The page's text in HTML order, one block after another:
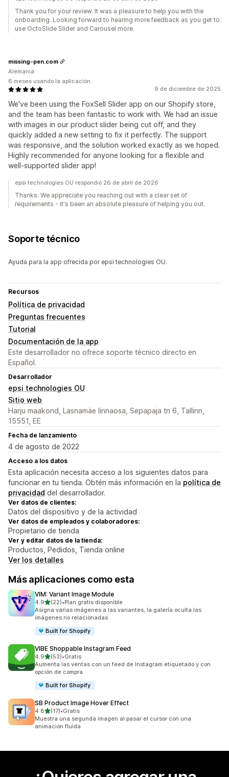
Thank you for your review. It was a pleasure to help you with the
onboarding. Looking forward to hearing more feedback as you get to
use OctoSlide Slider and Carousel more.
9 de diciembre de 2025
We've been using the FoxSell Slider app on our Shopify store,
and the team has been fantastic to work with. We had an issue
with images in our product slider being cut off, and they
quickly added a new setting to fix it perfectly. The support
was responsive, and the solution worked exactly as we hoped.
Highly recommended for anyone looking for a flexible and
well-supported slider app!
missing-pen.com
Alemania
6 meses usando la aplicación
epsi technologies OU respondió 26 de abril de 2026
Thanks. We appreciate you reaching out with a clear set of
requirements - it's been an absolute pleasure of helping you out.
Soporte técnico
Ayuda para la app ofrecida por epsi technologies OU.
Recursos
Política de privacidad
Preguntas frecuentes
Tutorial
Documentación de la app
Este desarrollador no ofrece soporte técnico directo en
Español.
Desarrollador
epsi technologies OU
Sitio web
Harju maakond, Lasnamäe linnaosa, Sepapaja tn 6, Tallinn,
15551, EE
Fecha de lanzamiento
4 de agosto de 2022
Acceso a los datos
Esta aplicación necesita acceso a los siguientes datos para
funcionar en tu tienda. Obtén más información en la política de
privacidad del desarrollador.
Ver datos de clientes:
Datos del dispositivo y de la actividad
Ver datos de empleados y colaboradores:
Propietario de tienda
Ver y editar datos de la tienda:
Productos, Pedidos, Tienda online
Ver los detalles
Más aplicaciones como esta
VIM: Variant Image Module
4.9de 5 estrellas
(22)
22 reseñas en total
•Plan gratis disponible
Asigna varias imágenes a las variantes, la galería oculta las
imágenes no relacionadas
Built for Shopify
VIBE Shoppable Instagram Feed
4.9de 5 estrellas
(53)
53 reseñas en total
•Gratis
Aumenta las ventas con un feed de Instagram etiquetado y con
opción de compra
Built for Shopify
SB Product Image Hover Effect
4.8de 5 estrellas
(17)
17 reseñas en total
•Gratis
Muestra una segunda imagen al pasar el cursor con una
animación fluida